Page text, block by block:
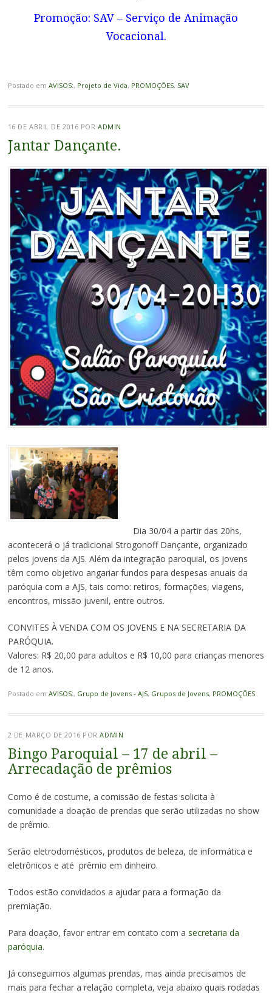
Promoção: SAV – Serviço de Animação
Vocacional.
Postado em AVISOS:, Projeto de Vida, PROMOÇÕES, SAV
16 DE ABRIL DE 2016 POR ADMIN
Jantar Dançante.
Dia 30/04 a partir das 20hs,
acontecerá o já tradicional Strogonoff Dançante, organizado
pelos jovens da AJS. Além da integração paroquial, os jovens
têm como objetivo angariar fundos para despesas anuais da
paróquia com a AJS, tais como: retiros, formações, viagens,
encontros, missão juvenil, entre outros.
CONVITES À VENDA COM OS JOVENS E NA SECRETARIA DA
PARÓQUIA.
Valores: R$ 20,00 para adultos e R$ 10,00 para crianças menores
de 12 anos.
Postado em AVISOS:, Grupo de Jovens - AJS, Grupos de Jovens, PROMOÇÕES
2 DE MARÇO DE 2016 PORADMIN
Bingo Paroquial – 17 de abril –
Arrecadação de prêmios
Como é de costume, a comissão de festas solicita à
comunidade a doação de prendas que serão utilizadas no show
de prêmio.
Serão eletrodomésticos, produtos de beleza, de informática e
eletrônicos e até prêmio em dinheiro.
Todos estão convidados a ajudar para a formação da
premiação.
Para doação, favor entrar em contato com a secretaria da
paróquia.
Já conseguimos algumas prendas, mas ainda precisamos de
mais para fechar a relação completa, veja abaixo quais rodadas